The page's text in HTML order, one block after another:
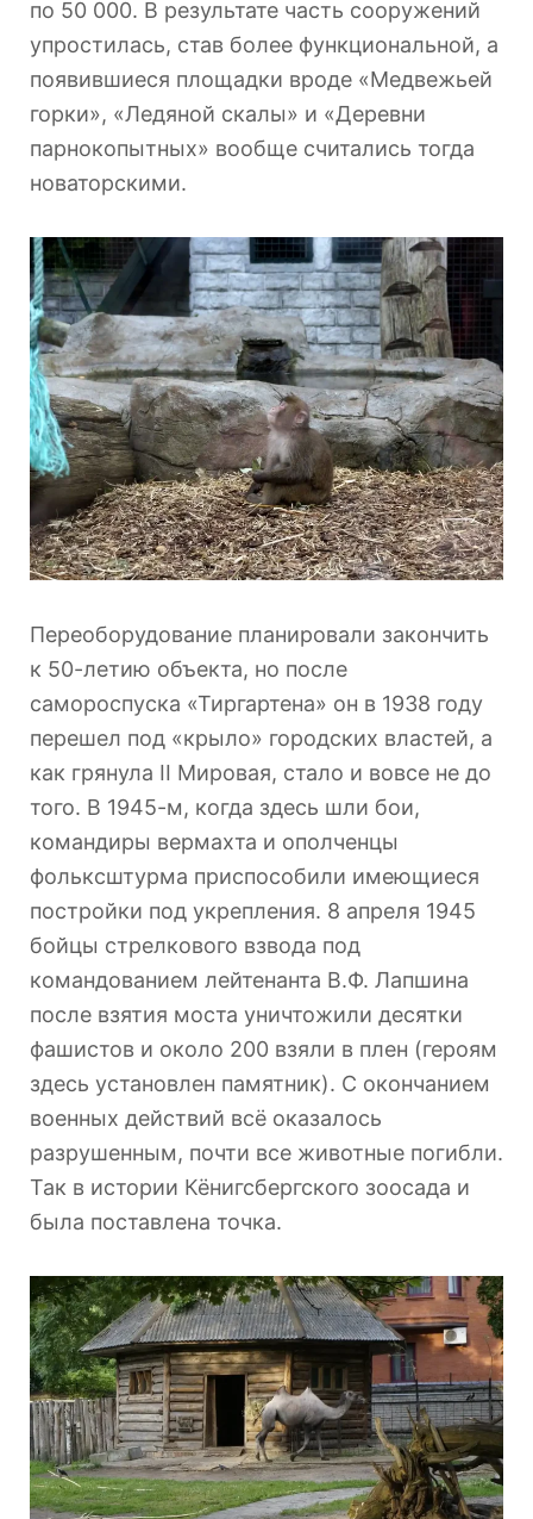
по 50 000. В результате часть сооружений
упростилась, став более функциональной, а
появившиеся площадки вроде «Медвежьей
горки», «Ледяной скалы» и «Деревни
парнокопытных» вообще считались тогда
новаторскими.
Переоборудование планировали закончить
к 50-летию объекта, но после
самороспуска «Тиргартена» он в 1938 году
перешел под «крыло» городских властей, а
как грянула II Мировая, стало и вовсе не до
того. В 1945-м, когда здесь шли бои,
командиры вермахта и ополченцы
фольксштурма приспособили имеющиеся
постройки под укрепления. 8 апреля 1945
бойцы стрелкового взвода под
командованием лейтенанта В.Ф. Лапшина
после взятия моста уничтожили десятки
фашистов и около 200 взяли в плен (героям
здесь установлен памятник). С окончанием
военных действий всё оказалось
разрушенным, почти все животные погибли.
Так в истории Кёнигсбергского зоосада и
была поставлена точка.